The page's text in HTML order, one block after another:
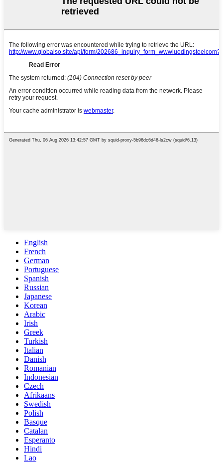
English
French
German
Portuguese
Spanish
Russian
Japanese
Korean
Arabic
Irish
Greek
Turkish
Italian
Danish
Romanian
Indonesian
Czech
Afrikaans
Swedish
Polish
Basque
Catalan
Esperanto
Hindi
Lao